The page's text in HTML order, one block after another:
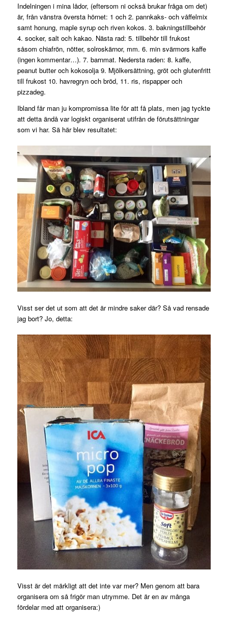
Indelningen i mina lådor, (eftersom ni också brukar fråga om det)
är, från vänstra översta hörnet: 1 och 2. pannkaks- och våffelmix
samt honung, maple syrup och riven kokos. 3. bakningstillbehör
4. socker, salt och kakao. Nästa rad: 5. tillbehör till frukost
såsom chiafrön, nötter, solroskärnor, mm. 6. min svärmors kaffe
(ingen kommentar…). 7. barnmat. Nedersta raden: 8. kaffe,
peanut butter och kokosolja 9. Mjölkersättning, gröt och glutenfritt
till frukost 10. havregryn och bröd, 11. ris, rispapper och
pizzadeg.
Ibland får man ju kompromissa lite för att få plats, men jag tyckte
att detta ändå var logiskt organiserat utifrån de förutsättningar
som vi har. Sä här blev resultatet:
Visst ser det ut som att det är mindre saker där? Så vad rensade
jag bort? Jo, detta:
Visst är det märkligt att det inte var mer? Men genom att bara
organisera om så frigör man utrymme. Det är en av många
fördelar med att organisera:)